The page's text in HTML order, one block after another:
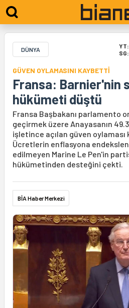
DÜNYA YT:
SG:
GÜVEN OYLAMASINI KAYBETTİ
Fransa: Barnier'nin
hükümeti düştü
Fransa Başbakanı parlamento
geçirmek üzere Anayasanın
işletince açılan güven oylaması
Ücretlerin enflasyona
edilmeyen Marine Le Pen'in
hükümetinden desteğini çekti.
BİA Haber Merkezi